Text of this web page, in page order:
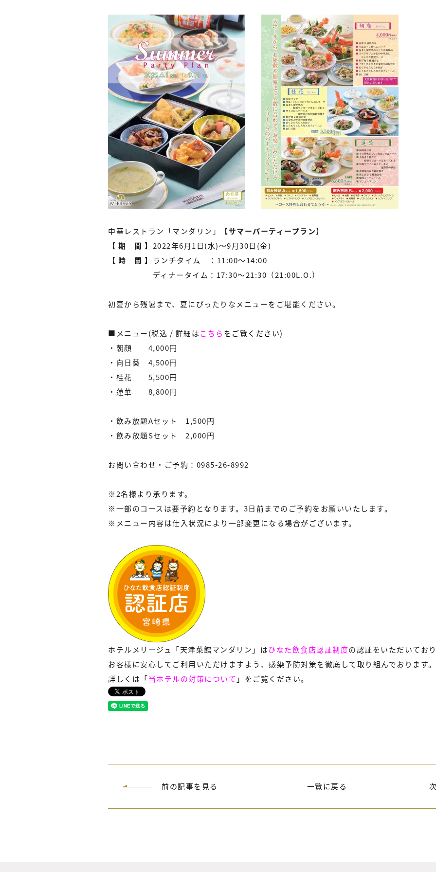
中華レストラン「マンダリン」【サマーパーティープラン】
【 期 間 】 2022年6月1日(水)～9月30日(金)
【 時 間 】
ランチタイム ：11:00～14:00
ディナータイム：17:30～21:30（21:00L.O.）
初夏から残暑まで、夏にぴったりなメニューをご堪能ください。
■メニュー(税込 / 詳細はこちら をご覧ください)
・朝顔 4,000円
・向日葵 4,500円
・桂花 5,500円
・蓮華 8,800円
・飲み放題Aセット 1,500円
・飲み放題Sセット 2,000円
お問い合わせ・ご予約：0985-26-8992
※2名様より承ります。
※一部のコースは要予約となります。3日前までのご予約をお願いいたします。
※メニュー内容は仕入状況により一部変更になる場合がございます。
ホテルメリージュ「天津菜館マンダリン」はひなた飲食店認証制度の認証をいただいてお
お客様に安心してご利用いただけますよう、感染予防対策を徹底して取り組んでおります。
詳しくは「当ホテルの対策について 」をご覧ください。
前の記事を見る 一覧に戻る